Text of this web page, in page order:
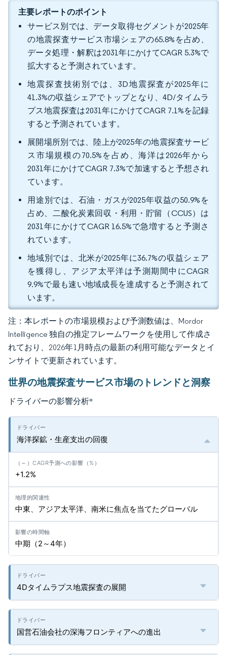
主要レポートのポイント
サービス別では、データ取得セグメントが2025年
の地震探査サービス市場シェアの65.8%を占め、
データ処理・解釈は2031年にかけてCAGR 5.3%で
拡大すると予測されています。
地震探査技術別では、3D地震探査が2025年に
41.3%の収益シェアでトップとなり、4D/タイムラ
プス地震探査は2031年にかけてCAGR 7.1%を記録
すると予測されています。
展開場所別では、陸上が2025年の地震探査サービ
ス市場規模の70.5%を占め、海洋は2026年から
2031年にかけてCAGR 7.3%で加速すると予想され
ています。
用途別では、石油・ガスが2025年収益の50.9%を
占め、二酸化炭素回収・利用・貯留（CCUS）は
2031年にかけてCAGR 16.5%で急増すると予測さ
れています。
地域別では、北米が2025年に36.7%の収益シェア
を獲得し、アジア太平洋は予測期間中にCAGR
9.9%で最も速い地域成長を達成すると予測されて
います。
注：本レポートの市場規模および予測数値は、Mordor
Intelligence 独自の推定フレームワークを使用して作成さ
れており、2026年1月時点の最新の利用可能なデータとイ
ンサイトで更新されています。
世界の地震探査サービス市場のトレンドと洞察
ドライバーの影響分析*
海洋探鉱・生産支出の回復
+1.2%
中東、アジア太平洋、南米に焦点を当てたグローバル
中期（2～4年）
4Dタイムラプス地震探査の展開
国営石油会社の深海フロンティアへの進出